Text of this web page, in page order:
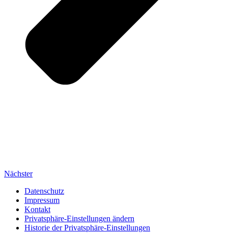
Nächster
Datenschutz
Impressum
Kontakt
Privatsphäre-Einstellungen ändern
Historie der Privatsphäre-Einstellungen